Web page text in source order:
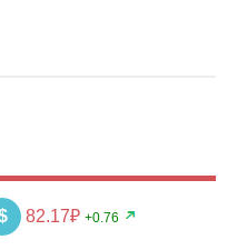
82.17₽ +0.76